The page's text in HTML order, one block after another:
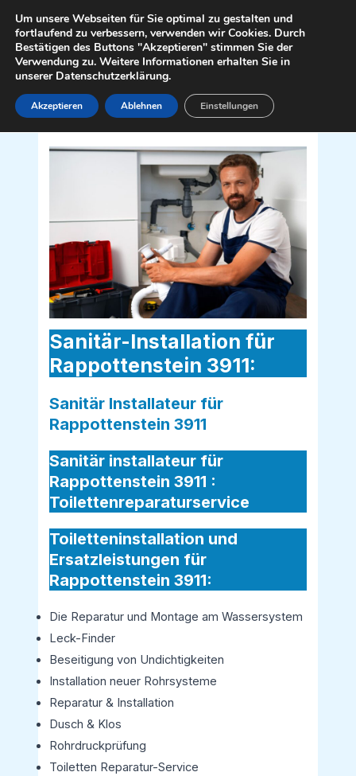
Inhalt
springen
Sanitär Installateur für Rappottenstein
Sanitär-Installation für
Rappottenstein 3911:
Sanitär Installateur für
Rappottenstein 3911
Sanitär installateur für
Rappottenstein 3911 :
Toilettenreparaturservice
Toiletteninstallation und
Ersatzleistungen für
Rappottenstein 3911:
Die Reparatur und Montage am Wassersystem
Leck-Finder
Beseitigung von Undichtigkeiten
Installation neuer Rohrsysteme
Reparatur & Installation
Dusch & Klos
Rohrdruckprüfung
Toiletten Reparatur-Service
Um unsere Webseiten für Sie optimal zu gestalten und
fortlaufend zu verbessern, verwenden wir Cookies. Durch
Bestätigen des Buttons "Akzeptieren" stimmen Sie der
Verwendung zu. Weitere Informationen erhalten Sie in
unserer Datenschutzerklärung.
Akzeptieren Ablehnen Einstellungen